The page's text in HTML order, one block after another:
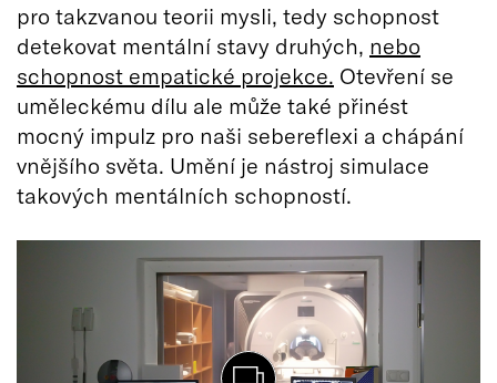
pro takzvanou teorii mysli, tedy schopnost
detekovat mentální stavy druhých, nebo
schopnost empatické projekce. Otevření se
uměleckému dílu ale může také přinést
mocný impulz pro naši sebereflexi a chápání
vnějšího světa. Umění je nástroj simulace
takových mentálních schopností.